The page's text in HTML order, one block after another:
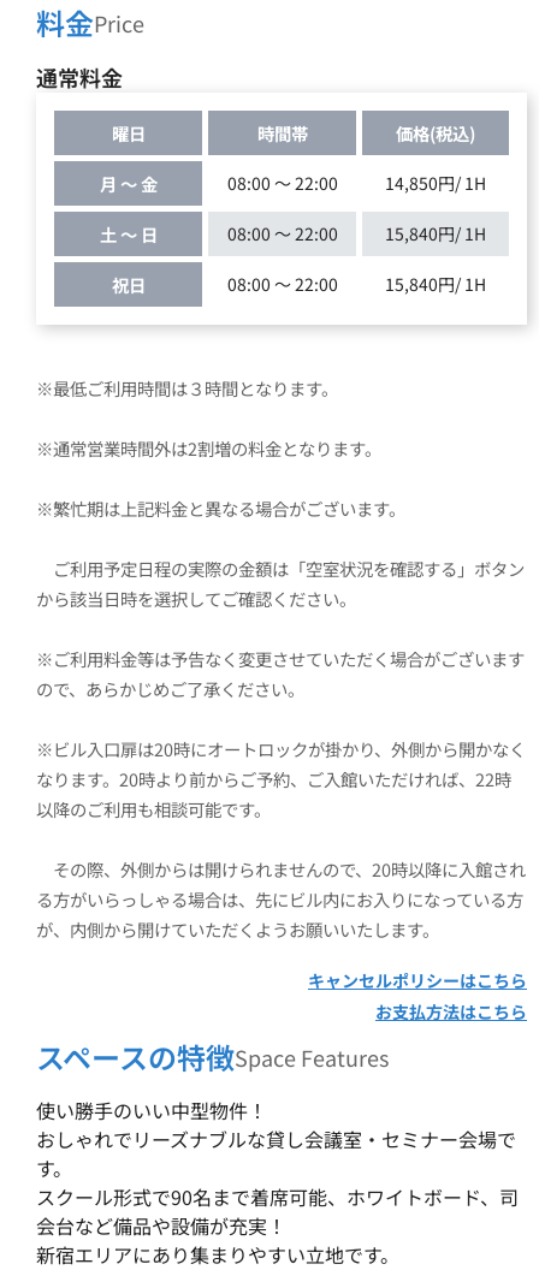
料金Price
通常料金
曜日 時間帯
価格(税込)
月 ～ 金
08:00 ～ 22:00 14,850円/ 1H
土 ～ 日 08:00 ～ 22:00 15,840円/ 1H
祝日 08:00 ～ 22:00 15,840円/ 1H
ご利用予定日程の実際の金額は「空室状況を確認する」ボタン
※ご利用料金等は予告なく変更させていただく場合がございます
※ビル入口扉は20時にオートロックが掛かり、外側から開かなく
なります。20時より前からご予約、ご入館いただければ、22時
その際、外側からは開けられませんので、20時以降に入館され
る方がいらっしゃる場合は、先にビル内にお入りになっている方
が、内側から開けていただくようお願いいたします。
キャンセルポリシーはこちら
お支払方法はこちら
スペースの特徴Space Features
使い勝手のいい中型物件！
おしゃれでリーズナブルな貸し会議室・セミナー会場で
す。
スクール形式で90名まで着席可能、ホワイトボード、司
会台など備品や設備が充実！
新宿エリアにあり集まりやすい立地です。